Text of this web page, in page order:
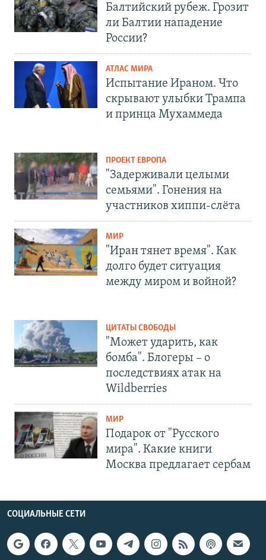
Балтийский рубеж. Грозит
ли Балтии нападение
России?
АТЛАС МИРА
Испытание Ираном. Что
скрывают улыбки Трампа
и принца Мухаммеда
ПРОЕКТ ЕВРОПА
"Задерживали целыми
семьями". Гонения на
участников хиппи-слёта
МИР
"Иран тянет время". Как
долго будет ситуация
между миром и войной?
ЦИТАТЫ СВОБОДЫ
"Может ударить, как
бомба". Блогеры – о
последствиях атак на
Wildberries
МИР
Подарок от "Русского
мира". Какие книги
Москва предлагает сербам
СОЦИАЛЬНЫЕ СЕТИ